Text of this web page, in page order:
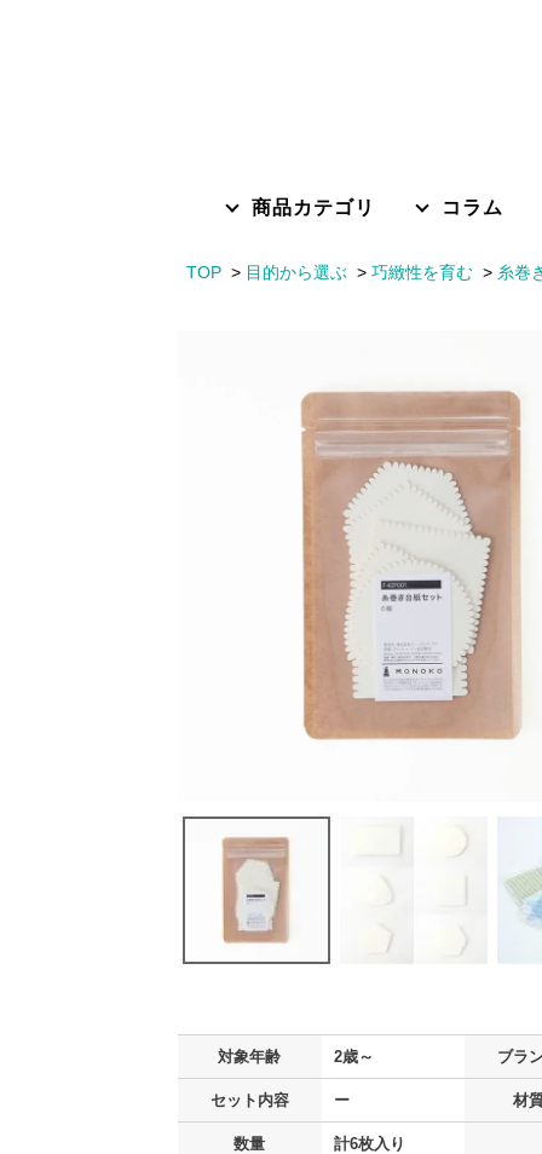
商品カテゴリ コラム
TOP 目的から選ぶ 巧緻性を育む 糸巻
対象年齢 2歳～ ブラ
セット内容 ー 材
数量 計6枚入り